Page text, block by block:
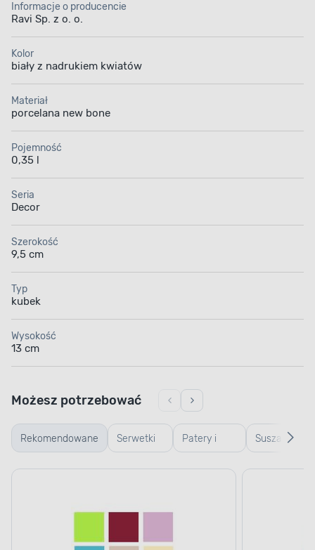
Informacje o producencie
Ravi Sp. z o. o.
Kolor
biały z nadrukiem kwiatów
Materiał
porcelana new bone
Pojemność
0,35 l
Seria
Decor
Szerokość
9,5 cm
Typ
kubek
Wysokość
13 cm
Rekomendowane Serwetki
papierowe
Patery i
tace
Suszarki i
ociekacze
Możesz potrzebować